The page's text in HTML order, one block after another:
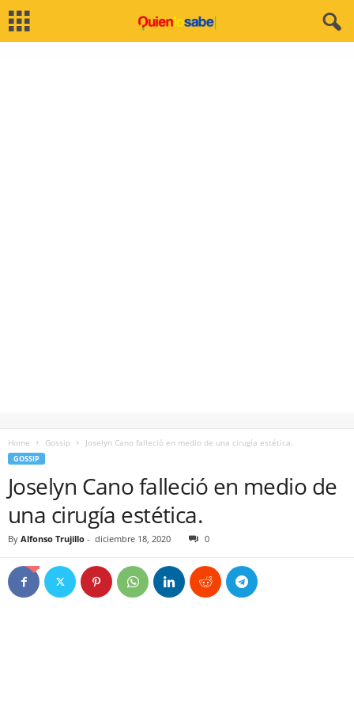
Home Gossip Joselyn Cano falleció en medio de una cirugía estética.
GOSSIP
Joselyn Cano falleció en medio de
una cirugía estética.
By Alfonso Trujillo - diciembre 18, 2020 0